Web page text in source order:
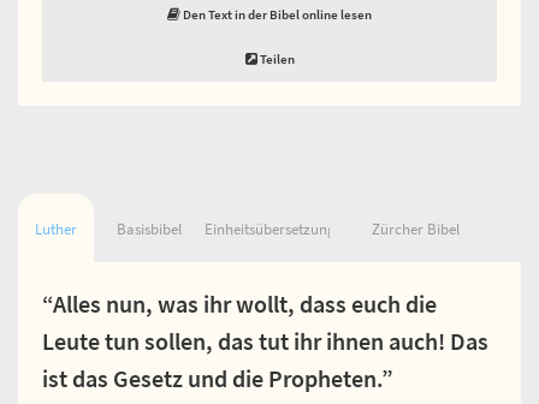
Den Text in der Bibel online lesen
Teilen
Luther Basisbibel Einheitsübersetzung Zürcher Bibel
“Alles nun, was ihr wollt, dass euch die
Leute tun sollen, das tut ihr ihnen auch! Das
ist das Gesetz und die Propheten.”